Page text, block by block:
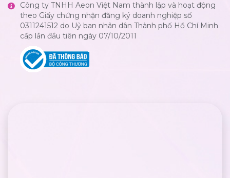
Công ty TNHH Aeon Việt Nam thành lập và hoạt động
theo Giấy chứng nhận đăng ký doanh nghiệp số
0311241512 do Uỷ ban nhân dân Thành phố Hồ Chí Minh
cấp lần đầu tiên ngày 07/10/2011